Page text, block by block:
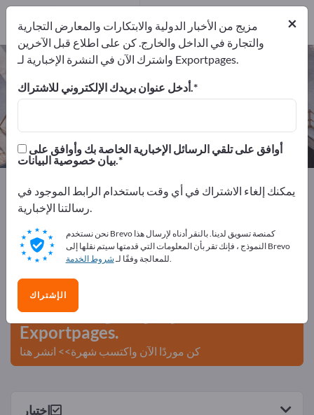
مضخات خرسانة – اعثر على الشركات
المصنعة والموردين
المصدرين1
1
Exportpages قسم الإنشاء
أجهزة بناء
آلات البناء الخرسانية
مضخات خرسانة
أعلن مجانًا على Exportpages!
الاحتياجات – العروض – السلع المستعملة – جهات الاتصال
التجارية >> ابدأ من هنا
انشر شركتك ومنتجاتك على
Exportpages.
كن موردًا الآن واكتسب شهرة>> انشر هنا
اختيار
×
مزيج من الأخبار الدولية والابتكارات والمعارض التجارية
والتجارة في الداخل والخارج. كن على اطلاع قبل الآخرين
واشترك الآن في النشرة الإخبارية لـ Exportpages.
أدخل عنوان بريدك الإلكتروني للاشتراك.
بيان خصوصية البيانات.
يمكنك إلغاء الاشتراك في أي وقت باستخدام الرابط الموجود في
رسالتنا الإخبارية.
نحن نستخدم Brevo كمنصة تسويق لدينا. بالنقر أدناه لإرسال هذا
النموذج ، فإنك تقر بأن المعلومات التي قدمتها سيتم نقلها إلى Brevo
للمعالجة وفقًا لـشروط الخدمة .
الإشتراك